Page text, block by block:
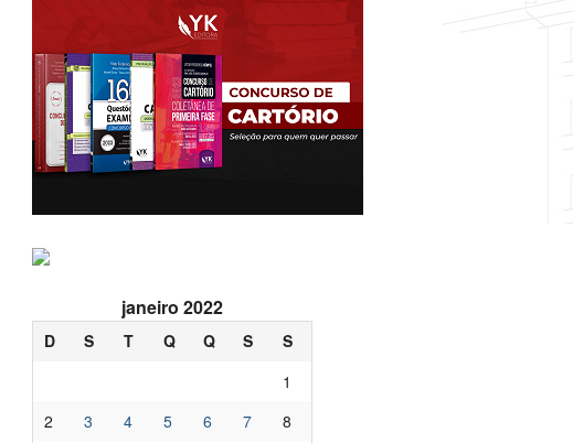
janeiro 2022
D S T Q Q S
S
1
2
3 4 5 6 7
8